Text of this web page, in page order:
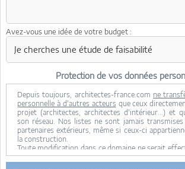
Avez-vous une idée de votre budget :
Protection de vos données
Depuis toujours, architectes-france.com ne
personnelle à d'autres acteurs que ceux
projet (architectes, architectes d'intérieur...) et
son réseau. Nos listes ne sont jamais
partenaires extérieurs, même si ceux-ci
la construction.
Toute modification dans ce domaine ne serait
consentement.